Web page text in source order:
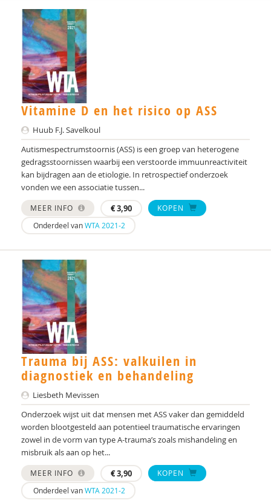
Vitamine D en het risico op ASS
Huub F.J. Savelkoul
Autismespectrumstoornis (ASS) is een groep van heterogene
gedragsstoornissen waarbij een verstoorde immuunreactiviteit
kan bijdragen aan de etiologie. In retrospectief onderzoek
vonden we een associatie tussen...
MEER INFO €3,90
KOPEN
Onderdeel vanWTA 2021-2
Trauma bij ASS: valkuilen in
diagnostiek en behandeling
Liesbeth Mevissen
Onderzoek wijst uit dat mensen met ASS vaker dan gemiddeld
worden blootgesteld aan potentieel traumatische ervaringen
zowel in de vorm van type A-trauma’s zoals mishandeling en
misbruik als aan op het...
MEER INFO €3,90
KOPEN
Onderdeel vanWTA 2021-2